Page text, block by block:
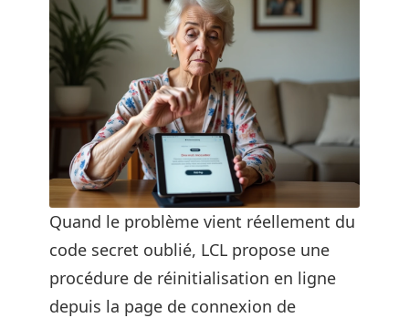
Quand le problème vient réellement du
code secret oublié, LCL propose une
procédure de réinitialisation en ligne
depuis la page de connexion de